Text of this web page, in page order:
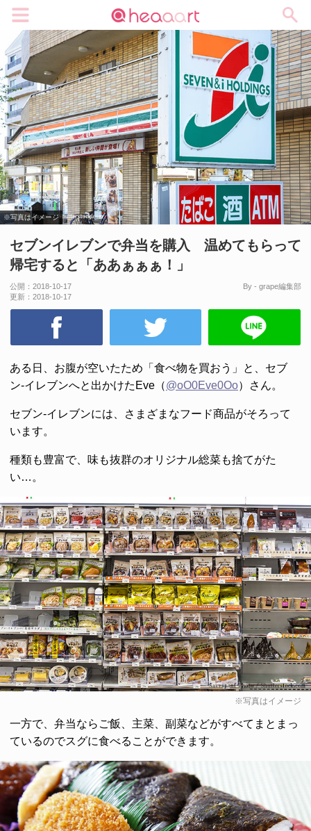
※写真はイメージ
セブンイレブンで弁当を購入 温めてもらって
帰宅すると「ああぁぁぁ！」
公開： 2018-10-17
更新： 2018-10-17
By - grape編集部
ある日、お腹が空いたため「食べ物を買おう」と、セブ
ン-イレブンへと出かけたEve（@oO0Eve0Oo）さん。
セブン-イレブンには、さまざまなフード商品がそろって
います。
種類も豊富で、味も抜群のオリジナル総菜も捨てがた
い…。
※写真はイメージ
一方で、弁当ならご飯、主菜、副菜などがすべてまとまっ
ているのでスグに食べることができます。